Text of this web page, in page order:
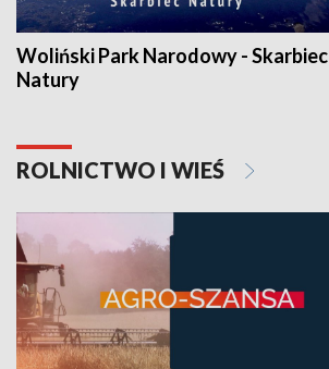
Woliński Park Narodowy - Skarbiec
Natury
ROLNICTWO I WIEŚ